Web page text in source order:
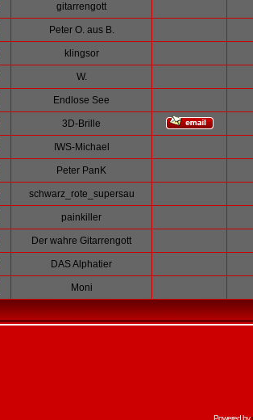
gitarrengott
Peter O. aus B.
klingsor
W.
Endlose See
3D-Brille
IWS-Michael
Peter PanK
schwarz_rote_supersau
painkiller
Der wahre Gitarrengott
DAS Alphatier
Moni
Powered by